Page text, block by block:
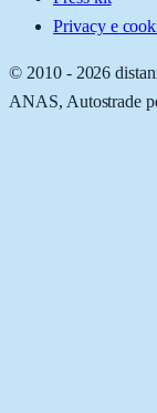
Privacy e
© 2010 - 2026
ANAS, Autostrade